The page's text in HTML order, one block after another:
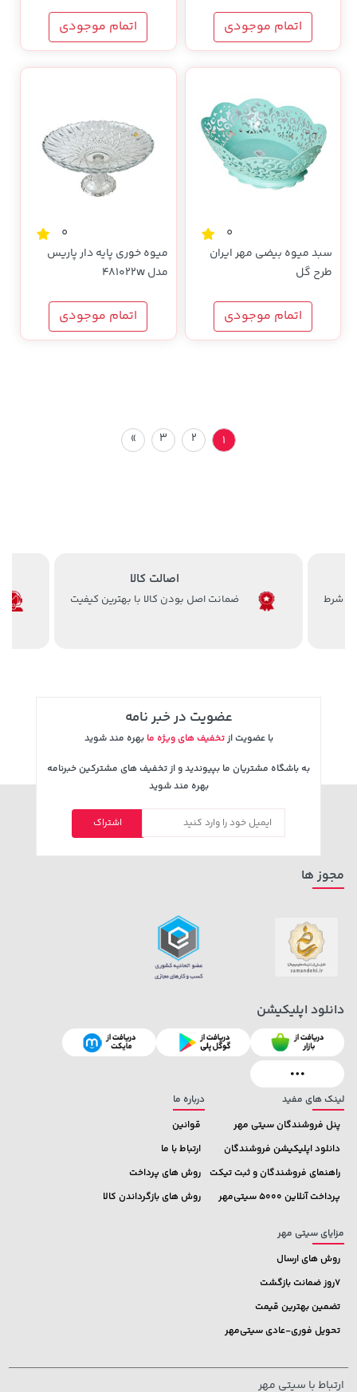
اتمام موجودی اتمام موجودی
0
سبد میوه بیضی مهر ایران
طرح گل
اتمام موجودی
0
میوه خوری پایه دار پاریس
مدل 481022w
اتمام موجودی
1
2
3
»
اصالت کالا
ضمانت اصل بودن کالا با بهترین کیفیت
عضویت در خبر نامه
با عضویت ازتخفیف های ویژه ما بهره مند شوید
به باشگاه مشتریان ما بپیوندید و از تخفیف های مشترکین خبرنامه
بهره مند شوید
اشتراک
لینک های مفید
پنل فروشندگان سیتی مهر
دانلود اپلیکیشن فروشندگان
راهنمای فروشندگان و ثبت تیکت
پرداخت آنلاین 5000 سیتی‌مهر
درباره ما
قوانین
ارتباط با ما
روش های پرداخت
روش های بازگرداندن کالا
مزایای سیتی مهر
روش های ارسال
7روز ضمانت بازگشت
تضمین بهترین قیمت
تحویل فوری-عادی سیتی‌مهر
مجوز ها
دانلود اپلیکیشن
ارتباط با سیتی مهر